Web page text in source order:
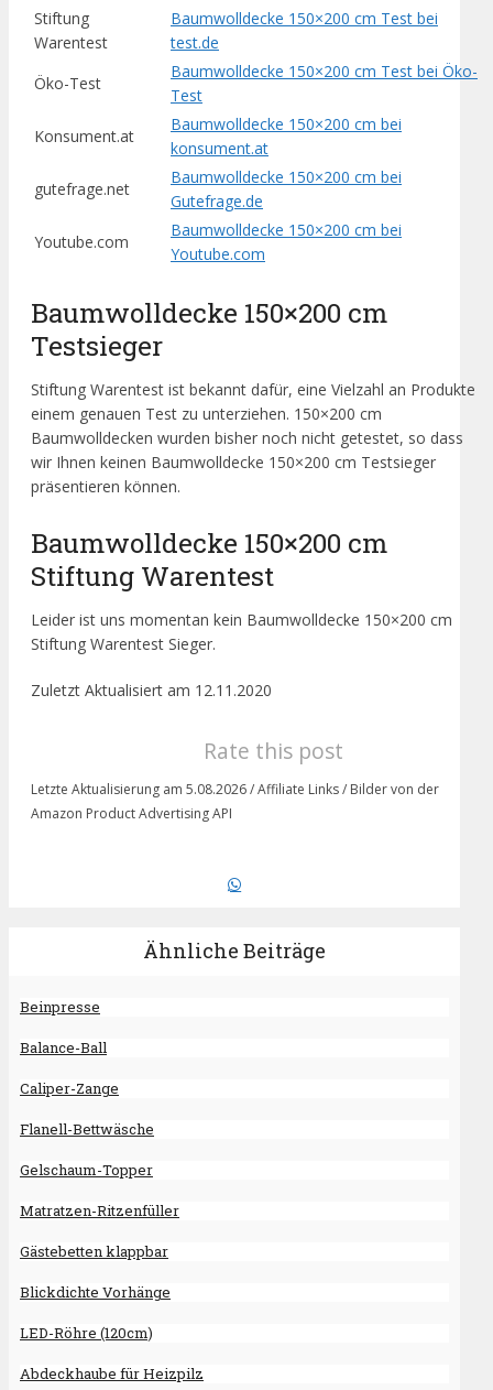
Stiftung
Warentest
Baumwolldecke 150×200 cm Test bei
test.de
Öko-Test
Baumwolldecke 150×200 cm Test bei Öko-
Test
Konsument.at
Baumwolldecke 150×200 cm bei
konsument.at
gutefrage.net
Baumwolldecke 150×200 cm bei
Gutefrage.de
Youtube.com
Baumwolldecke 150×200 cm bei
Youtube.com
Baumwolldecke 150×200 cm
Testsieger
Stiftung Warentest ist bekannt dafür, eine Vielzahl an Produkte
einem genauen Test zu unterziehen. 150×200 cm
Baumwolldecken wurden bisher noch nicht getestet, so dass
wir Ihnen keinen Baumwolldecke 150×200 cm Testsieger
präsentieren können.
Baumwolldecke 150×200 cm
Stiftung Warentest
Leider ist uns momentan kein Baumwolldecke 150×200 cm
Stiftung Warentest Sieger.
Zuletzt Aktualisiert am 12.11.2020
Rate this post
Letzte Aktualisierung am 5.08.2026 / Affiliate Links / Bilder von der
Amazon Product Advertising API
Ähnliche Beiträge
Beinpresse
Balance-Ball
Caliper-Zange
Flanell-Bettwäsche
Gelschaum-Topper
Matratzen-Ritzenfüller
Gästebetten klappbar
Blickdichte Vorhänge
LED-Röhre (120cm)
Abdeckhaube für Heizpilz